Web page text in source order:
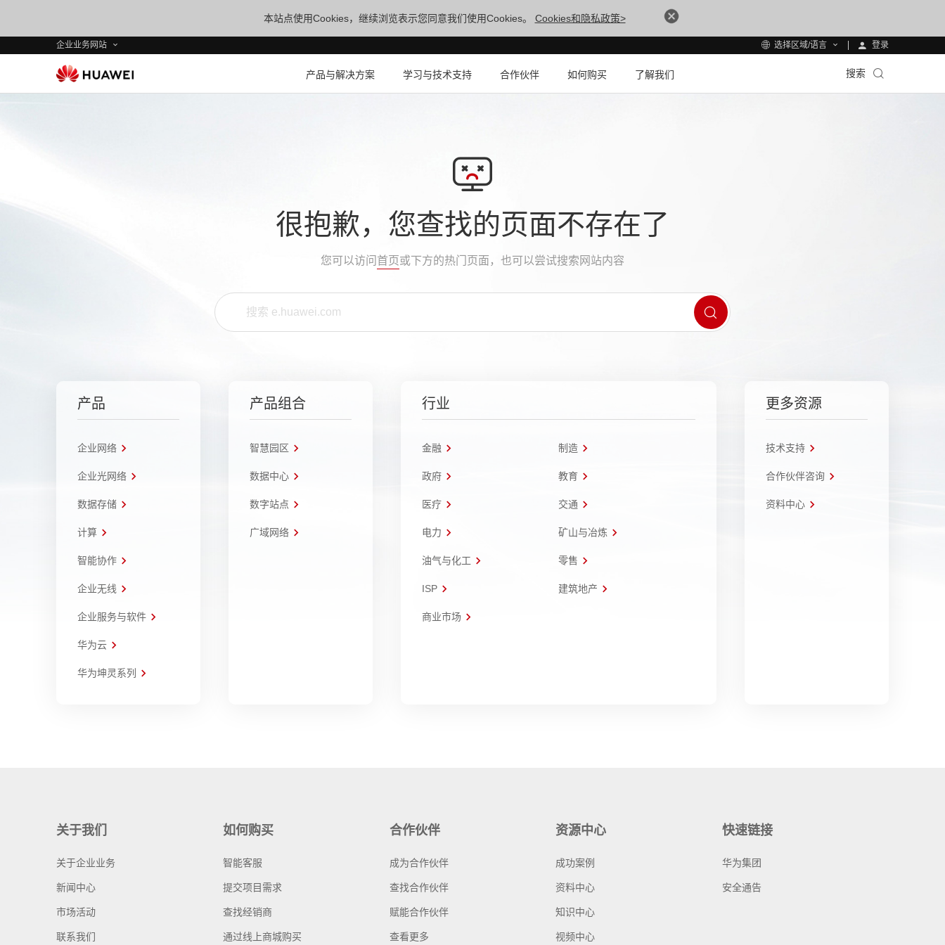
本站点使用Cookies，继续浏览表示您同意我们使用Cookies。 Cookies和隐私政策>
企业业务网站 选择区域/语言 登录
产品与解决方案 学习与技术支持 合作伙伴 如何购买 了解我们 搜索
很抱歉，您查找的页面不存在了
您可以访问 首页或下方的热门页面，也可以尝试搜索网站内容
产品
企业网络
企业光网络
数据存储
计算
智能协作
企业无线
企业服务与软件
华为云
华为坤灵系列
产品组合
智慧园区
数据中心
数字站点
广域网络
行业
金融 制造
政府 教育
医疗 交通
电力 矿山与冶炼
油气与化工 零售
ISP 建筑地产
商业市场
更多资源
技术支持
合作伙伴咨询
资料中心
关于我们
关于企业业务
新闻中心
市场活动
联系我们
如何购买
智能客服
提交项目需求
查找经销商
通过线上商城购买
合作伙伴
成为合作伙伴
查找合作伙伴
赋能合作伙伴
查看更多
资源中心
成功案例
资料中心
知识中心
视频中心
快速链接
华为集团
安全通告